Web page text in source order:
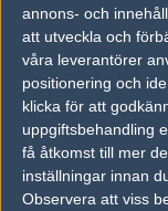
annons- och
att utveckla och
våra leverantörer
positionering och
klicka för att
uppgiftsbehandling
få åtkomst till mer
inställningar innan
Observera att viss
vs. Team123
vs.
vs. Dignitas
vs. Outlaws
vs. North